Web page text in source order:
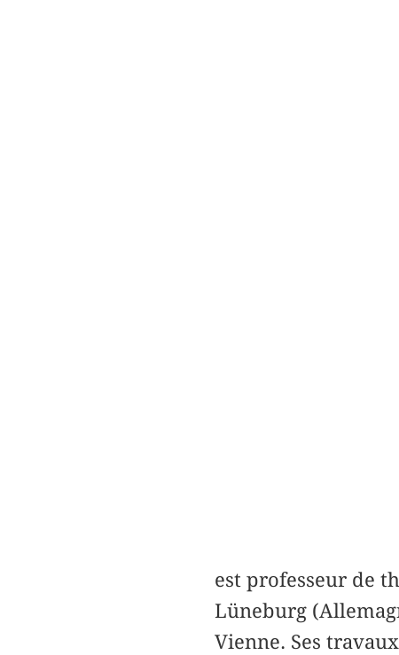
est professeur de
Lüneburg
Vienne. Ses